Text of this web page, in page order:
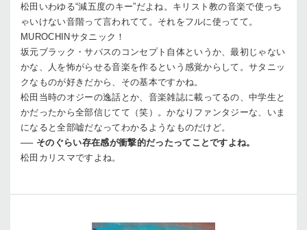
松田 いわゆる“減五度のキー”だよね。キリスト教の音楽で使っち
ゃいけない音階って言われてて。それをフルに使ってて。
MUROCHINサタニック！
坂元ブラック・サバスのコンセプト自体というか、最初じゃない
かな、人を怖がらせる音楽を作るという感覚からして。サタニッ
クなものが好きだから、その基本ですかね。
松田 当時のオジーの逸話とか、音楽雑誌に載ってるの、中学生と
かだったから全部信じてて（笑）。かなりファンタジーな、いま
になると全部嘘だなってわかるようなものだけど。
── そのぐらい存在感が衝撃的だったってことですよね。
松田 カリスマですよね。